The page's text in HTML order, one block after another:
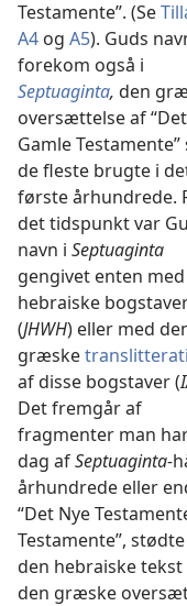
Testamente”. (Se
A4 og A5). Guds
forekom også i
Septuaginta, den
oversættelse af “Det
Gamle Testamente”
de fleste brugte i
første århundrede.
det tidspunkt var
navn i Septuaginta
gengivet enten
hebraiske
(JHWH) eller med
græske
af disse bogstaver (
Det fremgår af
fragmenter man
dag afSeptuaginta-
århundrede eller
“Det Nye
Testamente”,
den hebraiske tekst
den græske